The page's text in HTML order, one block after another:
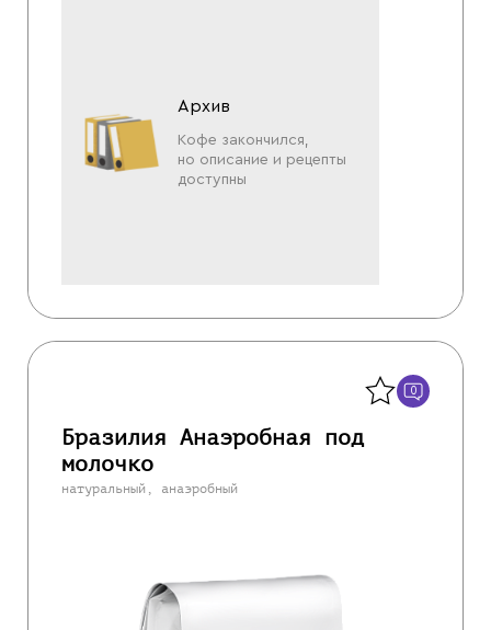
Архив
Кофе закончился,
но описание и рецепты
доступны
0
Бразилия Анаэробная под
молочко
натуральный, анаэробный